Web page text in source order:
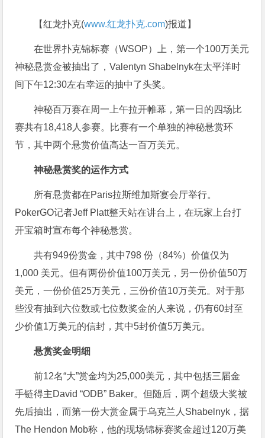
【红龙扑克(www.红龙扑克.com)报道】
在世界扑克锦标赛（WSOP）上，第一个100万美元
神秘悬赏金被抽出了，Valentyn Shabelnyk在太平洋时
间下午12:30左右幸运的抽中了头奖。
神秘百万赛在周一上午拉开帷幕，第一日的四场比
赛共有18,418人参赛。比赛有一个单独的神秘悬赏环
节，其中两个悬赏价值高达一百万美元。
神秘悬赏奖的运作方式
所有悬赏都在Paris拉斯维加斯宴会厅举行。
PokerGO记者Jeff Platt整天站在讲台上，在玩家上台打
开宝箱时宣布每个神秘悬赏。
共有949份赏金，其中798 份（84%）价值仅为
1,000 美元。但有两份价值100万美元，另一份价值50万
美元，一份价值25万美元，三份价值10万美元。对于那
些没有抽到六位数或七位数奖金的人来说，仍有60封至
少价值1万美元的信封，其中5封价值5万美元。
悬赏奖金明细
前12名“大”赏金均为25,000美元，其中包括三届金
手链得主David “ODB” Baker。但随后，两个超级大奖被
先后抽出，而第一份大赏金属于乌克兰人Shabelnyk，据
The Hendon Mob称，他的现场锦标赛奖金超过120万美